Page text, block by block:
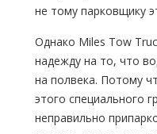
не тому парковщику
Однако Miles Tow
надежду на то, что
на полвека. Потому
этого специального
неправильно